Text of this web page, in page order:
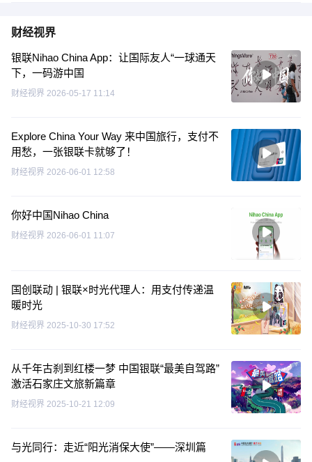
财经视界
银联Nihao China App：让国际友人“一球通天
下，一码游中国
财经视界 2026-05-17 11:14
Explore China Your Way 来中国旅行，支付不
用愁，一张银联卡就够了！
财经视界 2026-06-01 12:58
你好中国Nihao China
财经视界 2026-06-01 11:07
国创联动 | 银联×时光代理人：用支付传递温
暖时光
财经视界 2025-10-30 17:52
从千年古刹到红楼一梦 中国银联“最美自驾路”
激活石家庄文旅新篇章
财经视界 2025-10-21 12:09
与光同行：走近“阳光消保大使”——深圳篇